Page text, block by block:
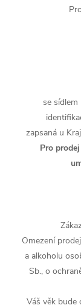
se
zapsaná u
Pro
Omezení
a alkoholu
Sb., o
Váš věk bude